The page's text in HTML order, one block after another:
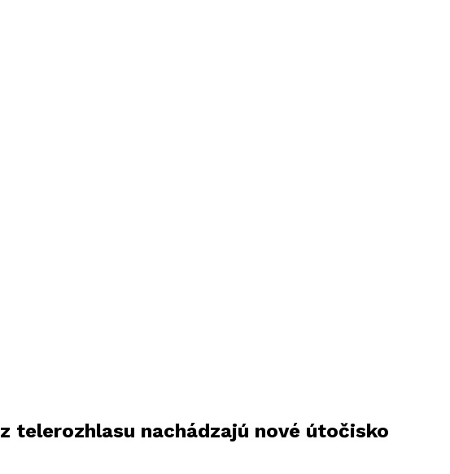
telerozhlasu nachádzajú nové útočisko